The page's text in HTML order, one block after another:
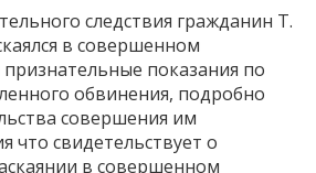
следствия гражданин Т.
в совершенном
показания по
обвинения, подробно
совершения им
что свидетельствует о
в совершенном